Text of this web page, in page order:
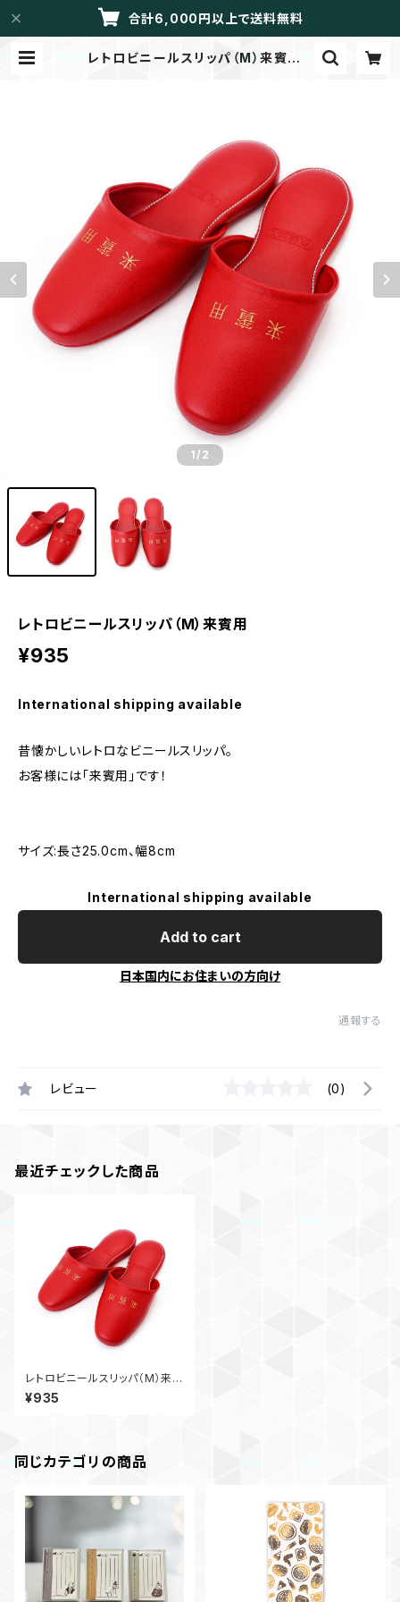
合計6,000円以上で送料無料
レトロビニールスリッパ（M）来賓用 |
1/2
レトロビニールスリッパ（M）来賓用
¥935
International shipping available
昔懐かしいレトロなビニールスリッパ。
お客様には「来賓用」です！
サイズ:長さ25.0cm、幅8cm
International shipping available
Add to cart
日本国内にお住まいの方向け
通報する
レビュー (0)
最近チェックした商品
レトロビニールスリッパ（M）来賓
用
¥935
同じカテゴリの商品